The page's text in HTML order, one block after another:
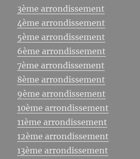
3ème arrondissement
4ème arrondissement
5ème arrondissement
6ème arrondissement
7ème arrondissement
8ème arrondissement
9ème arrondissement
10ème arrondissement
11ème arrondissement
12ème arrondissement
13ème arrondissement